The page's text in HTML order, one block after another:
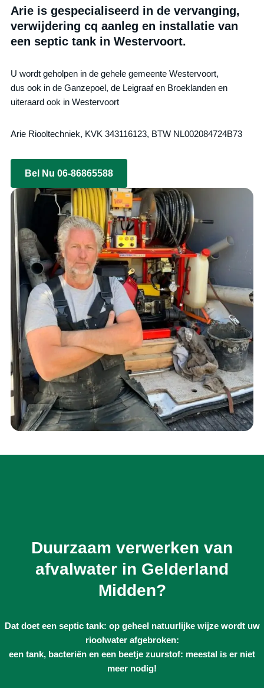
Arie is gespecialiseerd in de vervanging,
verwijdering cq aanleg en installatie van
een septic tank in Westervoort.
U wordt geholpen in de gehele gemeente Westervoort,
dus ook in de Ganzepoel, de Leigraaf en Broeklanden en
uiteraard ook in Westervoort
Arie Riooltechniek, KVK 343116123, BTW NL002084724B73
Bel Nu 06-86865588
Duurzaam verwerken van
afvalwater in Gelderland
Midden?
Dat doet een septic tank: op geheel natuurlijke wijze wordt uw
rioolwater afgebroken:
een tank, bacteriën en een beetje zuurstof: meestal is er niet
meer nodig!